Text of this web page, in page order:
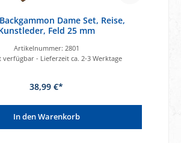
Dame Set, Reise,
Feld 25 mm
Artikelnummer: 2801
- Lieferzeit ca. 2-3 Werktage
38,99 €*
In den Warenkorb